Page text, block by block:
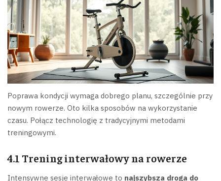
Poprawa kondycji wymaga dobrego planu, szczególnie przy
nowym rowerze. Oto kilka sposobów na wykorzystanie
czasu. Połącz technologię z tradycyjnymi metodami
treningowymi.
4.1 Trening interwałowy na rowerze
Intensywne sesje interwałowe to najszybsza droga do